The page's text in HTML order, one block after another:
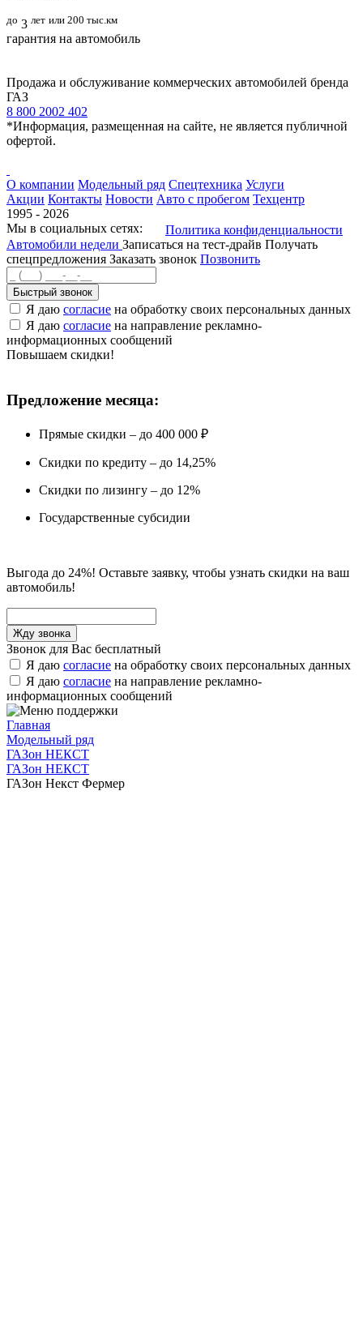
до 3 лет или 200 тыс.км
гарантия на автомобиль
Продажа и обслуживание коммерческих автомобилей бренда
ГАЗ
8 800 2002 402
*Информация, размещенная на сайте, не является публичной
офертой.
О компании Модельный ряд Спецтехника Услуги
Акции Контакты Новости Авто с пробегом Техцентр
1995 - 2026
Мы в социальных сетях:
Политика конфиденциальности
Автомобили недели Записаться на тест-драйв Получать
спецпредложения Заказать звонок Позвонить
Быстрый звонок
Я даю согласие на обработку своих персональных данных
Я даю согласие на направление рекламно-
информационных сообщений
Повышаем скидки!
Предложение месяца:
Прямые скидки – до 400 000 ₽
Скидки по кредиту – до 14,25%
Скидки по лизингу – до 12%
Государственные субсидии
Выгода до 24%! Оставьте заявку, чтобы узнать скидки на ваш
автомобиль!
Звонок для Вас бесплатный
Я даю согласие на обработку своих персональных данных
Я даю согласие на направление рекламно-
информационных сообщений
Главная
Модельный ряд
ГАЗон НЕКСТ
ГАЗон НЕКСТ
ГАЗон Некст Фермер